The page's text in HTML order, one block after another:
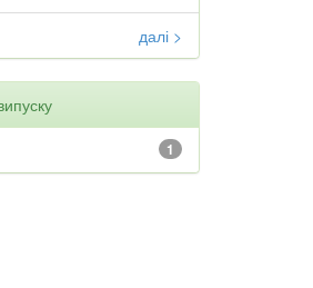
далі >
1